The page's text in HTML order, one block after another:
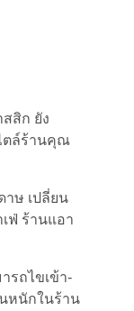
สิก ยัง
ตล์ร้านคุณ
าษ เปลี่ยน
ฟ่ ร้านแอา
รถไขเข้า-
หนักในร้าน